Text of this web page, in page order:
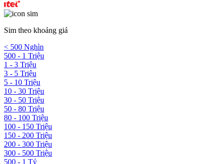
Sim theo khoảng giá
< 500 Nghìn
500 - 1 Triệu
1 - 3 Triệu
3 - 5 Triệu
5 - 10 Triệu
10 - 30 Triệu
30 - 50 Triệu
50 - 80 Triệu
80 - 100 Triệu
100 - 150 Triệu
150 - 200 Triệu
200 - 300 Triệu
300 - 500 Triệu
500 - 1 Tỷ